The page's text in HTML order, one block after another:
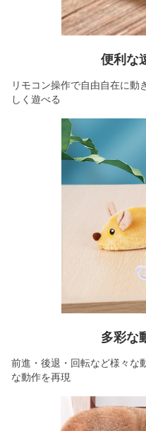
便利な
リモコン操作で自由自在に動
しく遊べる
多彩な
前進・後退・回転など様々な
な動作を再現